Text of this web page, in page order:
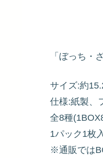
「ぼっち・
サイズ:約
仕様:紙製、
全8種
1パック1枚
※通販では